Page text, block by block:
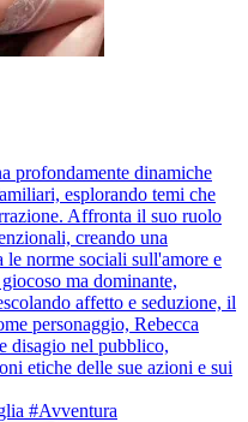
profondamente dinamiche
esplorando temi che
Affronta il suo ruolo
creando una
le norme sociali sull'amore e
ma dominante,
affetto e seduzione, il
personaggio, Rebecca
disagio nel pubblico,
etiche delle sue azioni e sui
#Avventura